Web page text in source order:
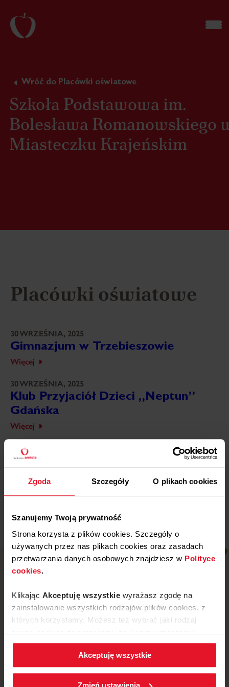
Zgoda Szczegóły O plikach cookies
Szanujemy Twoją prywatność
Strona korzysta z plików cookies. Szczegóły o
używanych przez nas plikach cookies oraz zasadach
przetwarzania danych osobowych znajdziesz w Polityce
cookies.
Klikając Akceptuję wszystkie wyrażasz zgodę na
zainstalowanie wszystkich rodzajów plików cookies, z
których korzystamy. Możesz też wybrać jaki rodzaj
plików cookies zainstalujemy na Twoim urządzeniu,
klikającZmień ustawienia.
W każdej chwili możesz zmienić wybrane przez Ciebie
ustawienia plików cookies wchodząc w zakładkę
Akceptuję wszystkie
Zmień ustawienia
Wróć do Placówki oświatowe
Szkoła Podstawowa im.
Bolesława Romanowskiego
Miasteczku Krajeńskim
Placówki oświatowe
30 WRZEŚNIA, 2025
Gimnazjum w Trzebieszowie
Więcej
30 WRZEŚNIA, 2025
Klub Przyjaciół Dzieci „Neptun”
Gdańska
Więcej
30 WRZEŚNIA, 2025
Miejski Klub Sportowy „Stal” z
Wronek
ul. Mickiewicza 52, 64-510 Wronki